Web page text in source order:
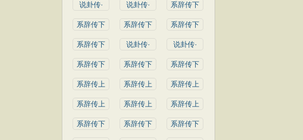
说卦传· 说卦传· 系辞传下
系辞传下 系辞传下 系辞传下
系辞传下 说卦传· 说卦传·
系辞传下 系辞传下 系辞传下
系辞传上 系辞传上 系辞传上
系辞传上 系辞传上 系辞传上
系辞传下 系辞传下 系辞传下